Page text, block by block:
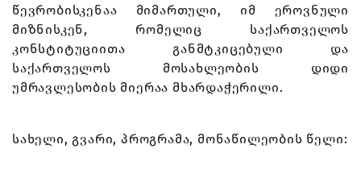
წევრობისკენაა მიმართული, იმ ეროვნული
მიზნისკენ, რომელიც საქართველოს
კონსტიტუციითა განმტკიცებული და
საქართველოს მოსახლეობის დიდი
უმრავლესობის მიერაა მხარდაჭერილი.
სახელი, გვარი, პროგრამა, მონაწილეობის წელი: